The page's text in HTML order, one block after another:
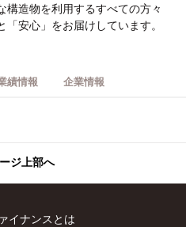
構造物を利用するすべての方々
安心」をお届けしています。
績情報 企業情報
ジ上部へ
イナンスとは